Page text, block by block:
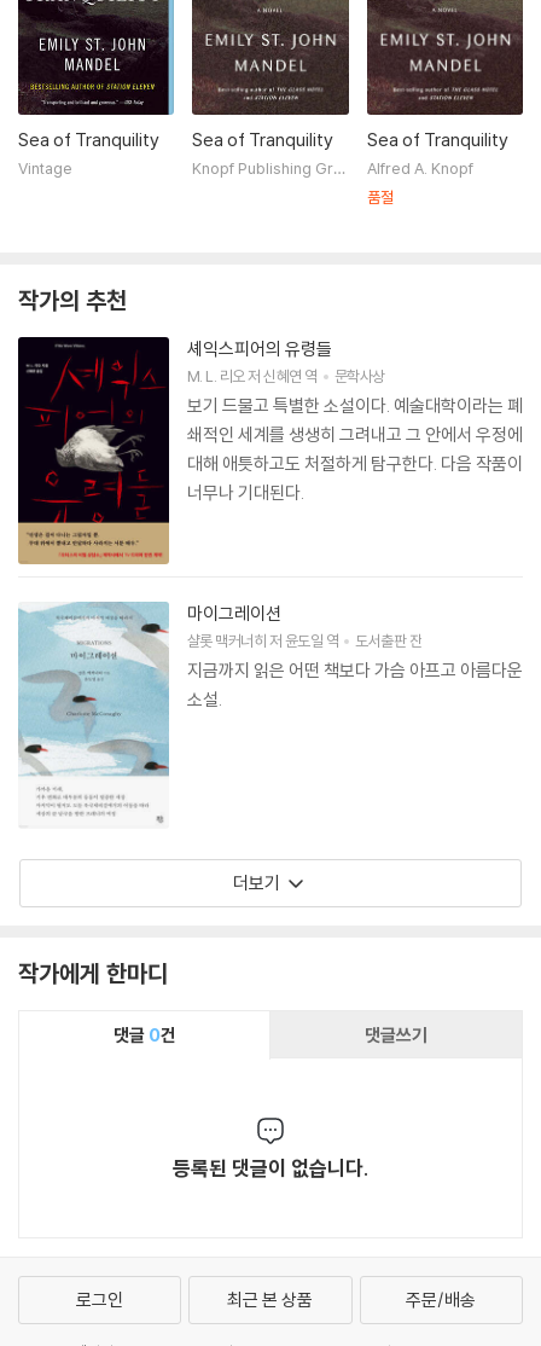
Sea of Tranquility
Vintage
Sea of Tranquility
Knopf Publishing Gro
Sea of Tranquility
Alfred A. Knopf
품절
작가의 추천
셰익스피어의 유령들
M. L. 리오저신혜연 역 문학사상
보기 드물고 특별한 소설이다. 예술대학이라는 폐
쇄적인 세계를 생생히 그려내고 그 안에서 우정에
대해 애틋하고도 처절하게 탐구한다. 다음 작품이
너무나 기대된다.
마이그레이션
샬롯 맥커너히저윤도일 역 도서출판 잔
지금까지 읽은 어떤 책보다 가슴 아프고 아름다운
소설.
더보기
작가에게 한마디
댓글 0건 댓글쓰기
등록된 댓글이 없습니다.
로그인 최근 본 상품 주문/배송